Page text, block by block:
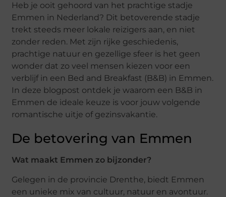
Heb je ooit gehoord van het prachtige stadje
Emmen in Nederland? Dit betoverende stadje
trekt steeds meer lokale reizigers aan, en niet
zonder reden. Met zijn rijke geschiedenis,
prachtige natuur en gezellige sfeer is het geen
wonder dat zo veel mensen kiezen voor een
verblijf in een Bed and Breakfast (B&B) in Emmen.
In deze blogpost ontdek je waarom een B&B in
Emmen de ideale keuze is voor jouw volgende
romantische uitje of gezinsvakantie.
De betovering van Emmen
Wat maakt Emmen zo bijzonder?
Gelegen in de provincie Drenthe, biedt Emmen
een unieke mix van cultuur, natuur en avontuur.